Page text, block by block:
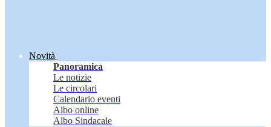
Novità
Panoramica
Le notizie
Le circolari
Calendario eventi
Albo online
Albo Sindacale